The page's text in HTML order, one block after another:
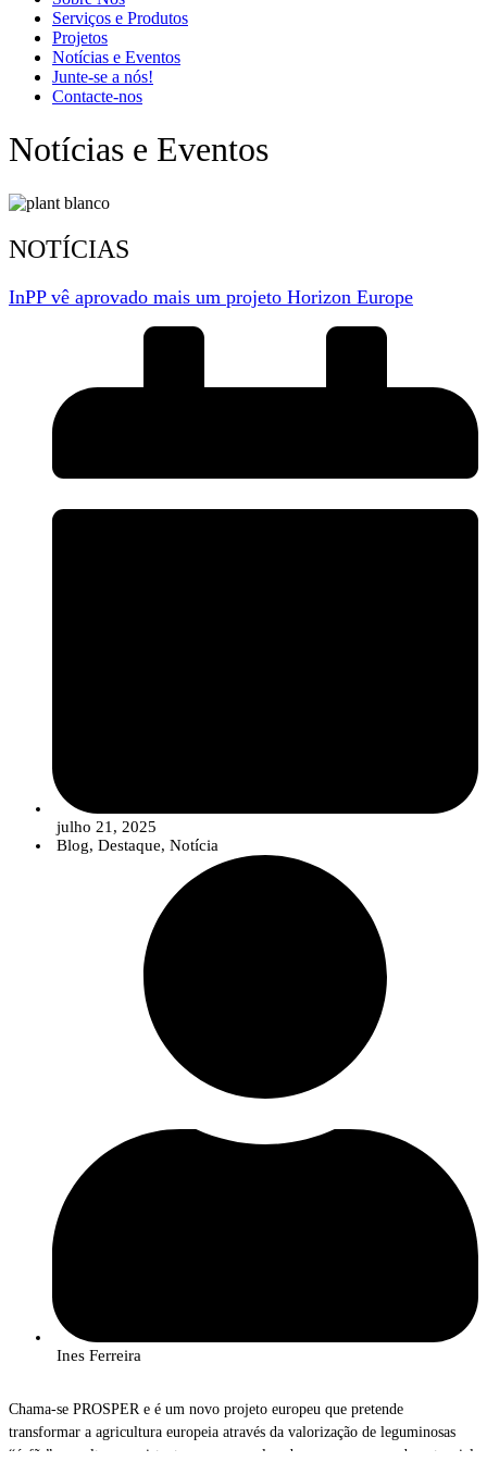
Serviços e Produtos
Projetos
Notícias e Eventos
Junte-se a nós!
Contacte-nos
Notícias e Eventos
NOTÍCIAS
InPP vê aprovado mais um projeto Horizon Europe
julho 21, 2025
Blog, Destaque, Notícia
Ines Ferreira
Chama-se PROSPER e é um novo projeto europeu que pretende
transformar a agricultura europeia através da valorização de leguminosas
“órfãs” — culturas resistentes, pouco exploradas, mas com grande potencial